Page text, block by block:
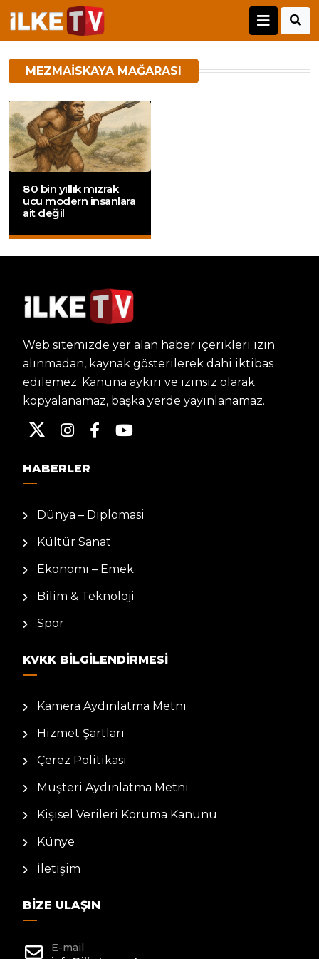
MEZMAISKAYA MAĞARASI
80 bin yıllık mızrak
ucu modern insanlara
ait değil
Web sitemizde yer alan haber içerikleri izin
alınmadan, kaynak gösterilerek dahi iktibas
edilemez. Kanuna aykırı ve izinsiz olarak
kopyalanamaz, başka yerde yayınlanamaz.
HABERLER
Dünya – Diplomasi
Kültür Sanat
Ekonomi – Emek
Bilim & Teknoloji
Spor
KVKK BILGILENDIRMESI
Kamera Aydınlatma Metni
Hizmet Şartları
Çerez Politikası
Müşteri Aydınlatma Metni
Kişisel Verileri Koruma Kanunu
Künye
İletişim
BIZE ULAŞIN
E-mail